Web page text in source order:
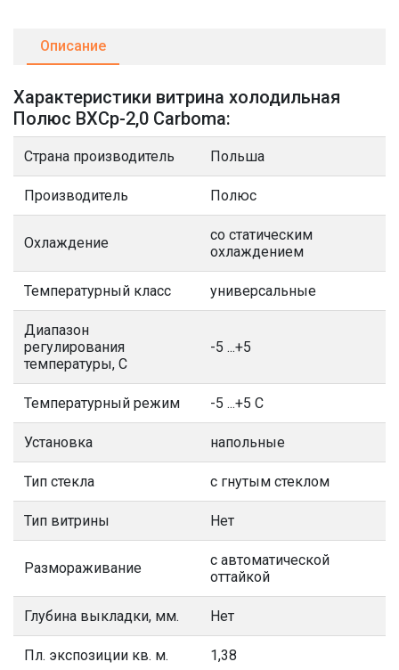
Описание
Характеристики витрина холодильная
Полюс ВХСр-2,0 Сarboma:
Страна производитель Польша
Производитель Полюс
Охлаждение
со статическим
охлаждением
Температурный класс универсальные
Диапазон
регулирования
температуры, С
-5 ...+5
Температурный режим -5 ...+5 С
Установка напольные
Тип стекла с гнутым стеклом
Тип витрины Нет
Размораживание
с автоматической
оттайкой
Глубина выкладки, мм. Нет
Пл. экспозиции кв. м. 1,38